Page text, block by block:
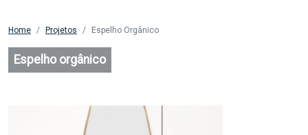
Home Projetos Espelho Orgânico
Espelho orgânico